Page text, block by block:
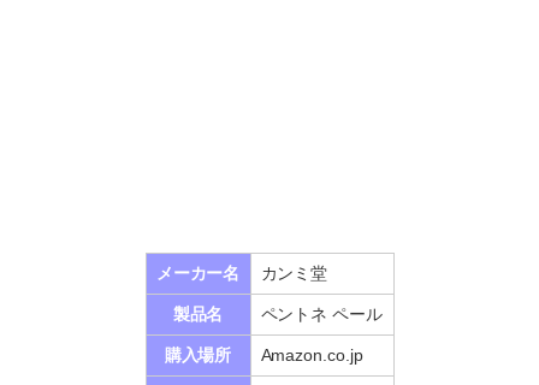
メーカー名 カンミ堂
製品名 ペントネ ペール
購入場所 Amazon.co.jp